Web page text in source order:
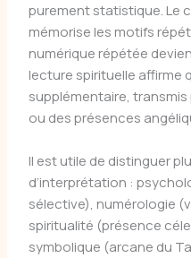
purement statistique. Le
mémorise les motifs
numérique répétée
lecture spirituelle affirme
supplémentaire,
ou des présences
Il est utile de distinguer
d’interprétation :
sélective), numérologie
spiritualité (présence
symbolique (arcane du